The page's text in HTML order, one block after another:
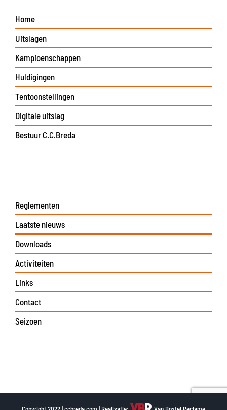
Home
Uitslagen
Kampioenschappen
Huldigingen
Tentoonstellingen
Digitale uitslag
Bestuur C.C.Breda
Reglementen
Laatste nieuws
Downloads
Activiteiten
Links
Contact
Seizoen